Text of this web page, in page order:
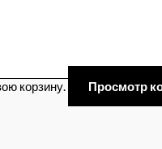
корзину. Просмотр